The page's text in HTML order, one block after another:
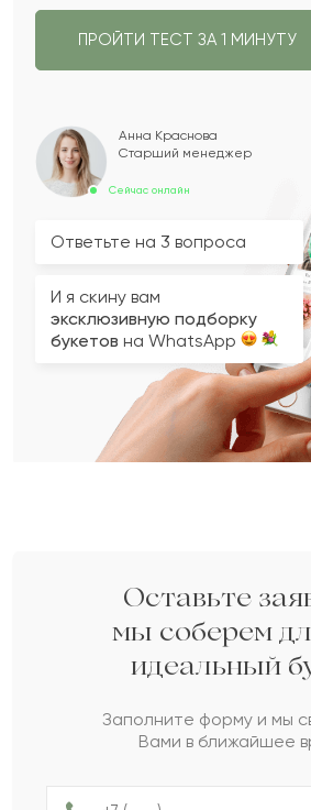
ПРОЙТИ ТЕСТ ЗА 1 МИНУТУ
Сейчас онлайн
Анна Краснова
Старший менеджер
Ответьте на 3 вопроса
И я скину вам
эксклюзивную подборку
букетов на WhatsApp
до 100 Br
до 300 Br
Женщине
:
Оставьте
мы соберем
идеальный
Заполните форму и мы
Вами в ближайшее